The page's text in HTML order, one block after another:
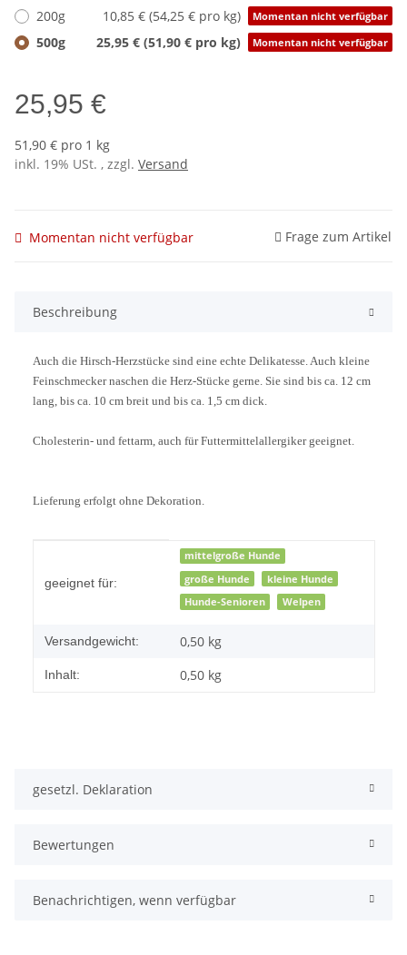
200g 10,85 € (54,25 € pro kg) Momentan nicht verfügbar
500g 25,95 € (51,90 € pro kg) Momentan nicht verfügbar
25,95 €
51,90 € pro 1 kg
inkl. 19% USt. , zzgl. Versand
Momentan nicht verfügbar Frage zum Artikel
Beschreibung
Auch die Hirsch-Herzstücke sind eine echte Delikatesse. Auch kleine
Feinschmecker naschen die Herz-Stücke gerne. Sie sind bis ca. 12 cm
lang, bis ca. 10 cm breit und bis ca. 1,5 cm dick.
Cholesterin- und fettarm, auch für Futtermittelallergiker geeignet.
Lieferung erfolgt ohne Dekoration.
geeignet für:
mittelgroße Hunde
große Hunde
kleine Hunde
Hunde-Senioren
Welpen
Versandgewicht: 0,50 kg
Inhalt: 0,50 kg
gesetzl. Deklaration
Bewertungen
Benachrichtigen, wenn verfügbar